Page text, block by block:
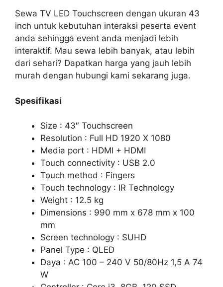
Sewa TV LED Touchscreen dengan ukuran 43
inch untuk kebutuhan interaksi peserta event
anda sehingga event anda menjadi lebih
interaktif. Mau sewa lebih banyak, atau lebih
dari sehari? Dapatkan harga yang jauh lebih
murah dengan hubungi kami sekarang juga.
Spesifikasi
Size : 43″ Touchscreen
Resolution : Full HD 1920 X 1080
Media port : HDMI + HDMI
Touch connectivity : USB 2.0
Touch method : Fingers
Touch technology : IR Technology
Weight : 12.5 kg
Dimensions : 990 mm x 678 mm x 100
mm
Screen technology : SUHD
Panel Type : QLED
Daya : AC 100 – 240 V 50/80Hz 1,5 A 74
W